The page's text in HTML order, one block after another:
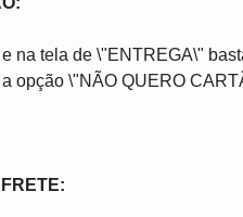
tela de \"ENTREGA\"
opção \"NÃO QUERO